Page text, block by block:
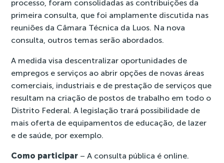
processo, foram consolidadas as contribuições da
primeira consulta, que foi amplamente discutida nas
reuniões da Câmara Técnica da Luos. Na nova
consulta, outros temas serão abordados.
A medida visa descentralizar oportunidades de
empregos e serviços ao abrir opções de novas áreas
comerciais, industriais e de prestação de serviços que
resultam na criação de postos de trabalho em todo o
Distrito Federal. A legislação trará possibilidade de
mais oferta de equipamentos de educação, de lazer
e de saúde, por exemplo.
Como participar – A consulta pública é online.